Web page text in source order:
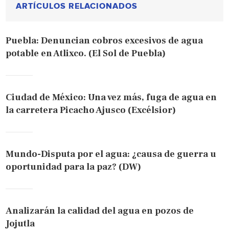
ARTÍCULOS RELACIONADOS
Puebla: Denuncian cobros excesivos de agua
potable en Atlixco. (El Sol de Puebla)
Ciudad de México: Una vez más, fuga de agua en
la carretera Picacho Ajusco (Excélsior)
Mundo-Disputa por el agua: ¿causa de guerra u
oportunidad para la paz? (DW)
Analizarán la calidad del agua en pozos de
Jojutla